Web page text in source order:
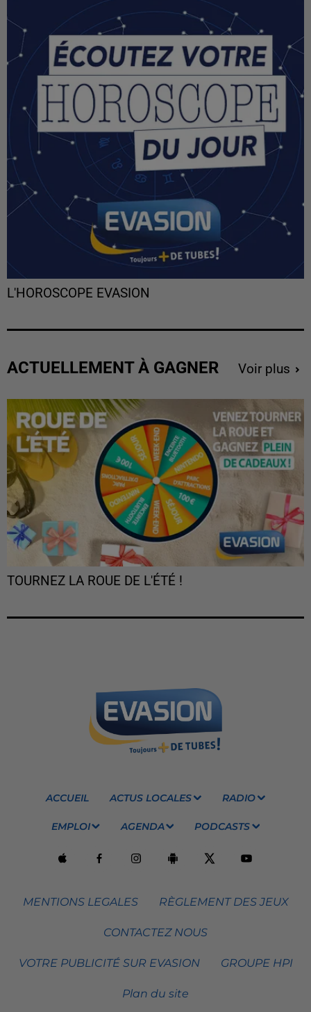
L'HOROSCOPE EVASION
ACTUELLEMENT À GAGNER Voir plus
TOURNEZ LA ROUE DE L'ÉTÉ !
ACCUEIL ACTUS LOCALES RADIO
EMPLOI AGENDA PODCASTS
MENTIONS LEGALES RÈGLEMENT DES JEUX
CONTACTEZ NOUS
VOTRE PUBLICITÉ SUR EVASION GROUPE HPI
Plan du site